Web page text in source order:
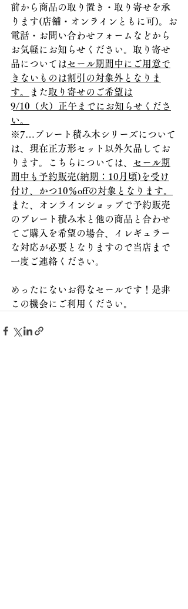
前から商品の取り置き・取り寄せを承
ります(店舗・オンラインともに可)。お
電話・お問い合わせフォームなどから
お気軽にお知らせください。取り寄せ
品については セール期間中にご用意で
きないものは割引の対象外となりま
す。
また取り寄せのご希望は
9/10（火）正午までにお知らせくださ
い。
※7…プレート積み木シリーズについて
は、現在正方形セット以外欠品してお
ります。こちらについては、
セール期
間中も予約販売(納期：10月頃)を受け
付け、かつ10％offの対象となります。
また、オンラインショップで予約販売
のプレート積み木と他の商品と合わせ
てご購入を希望の場合、イレギュラー
な対応が必要となりますので当店まで
一度ご連絡ください。
めったにないお得なセールです！是非
この機会にご利用ください。